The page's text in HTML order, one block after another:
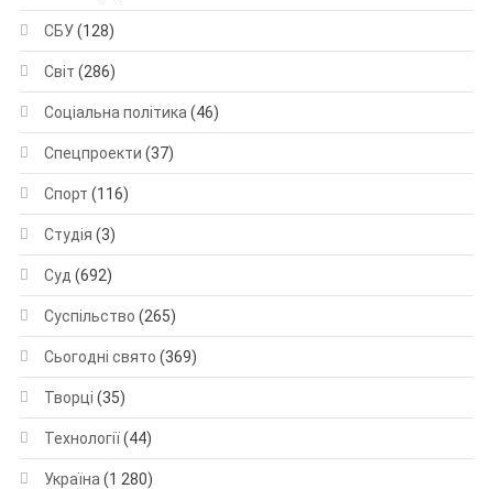
СБУ(128)
Світ (286)
Соціальна політика (46)
Спецпроекти (37)
Спорт (116)
Студія (3)
Суд (692)
Суспільство (265)
Сьогодні свято (369)
Творці (35)
Технології(44)
Україна (1 280)